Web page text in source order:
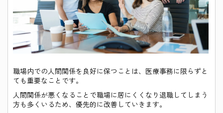
職場内での人間関係を良好に保つことは、医療事務に限らずと
ても重要なことです。
人間関係が悪くなることで職場に居にくくなり退職してしまう
方も多くいるため、優先的に改善していきます。